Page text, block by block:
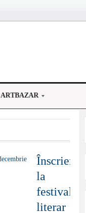
ARTBAZAR
Înscrierile
la
festivalul
literar